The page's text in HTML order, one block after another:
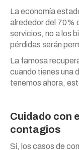
La economía
alrededor del 70%
servicios, no a los
pérdidas serán
La famosa
cuando tienes una
tenemos ahora,
Cuidado con
contagios
Sí, los casos de